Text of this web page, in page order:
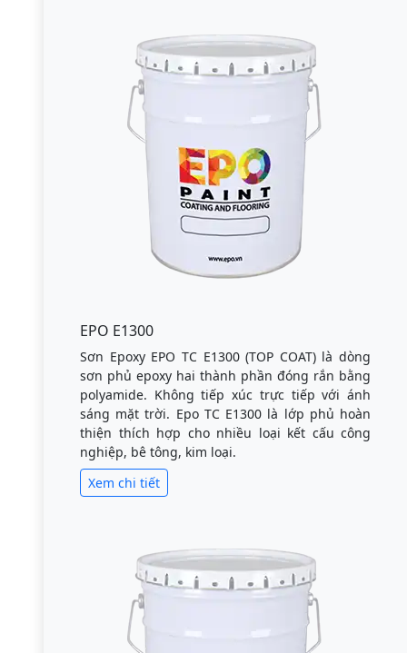
EPO E1300
Sơn Epoxy EPO TC E1300 (TOP COAT) là dòng
sơn phủ epoxy hai thành phần đóng rắn bằng
polyamide. Không tiếp xúc trực tiếp với ánh
sáng mặt trời. Epo TC E1300 là lớp phủ hoàn
thiện thích hợp cho nhiều loại kết cấu công
nghiệp, bê tông, kim loại.
Xem chi tiết